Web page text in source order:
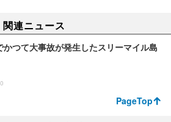
関連ニュース
つて大事故が発生したスリーマイル島
PageTop